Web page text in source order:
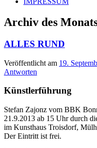
Archiv des
ALLES RUND
Veröffentlicht am 19.
Antworten
Künstlerführung
Stefan Zajonz vom BBK
21.9.2013 ab 15 Uhr durch
im Kunsthaus Troisdorf,
Der Eintritt ist frei.